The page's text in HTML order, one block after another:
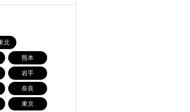
北
熊本
岩手
奈良
東京